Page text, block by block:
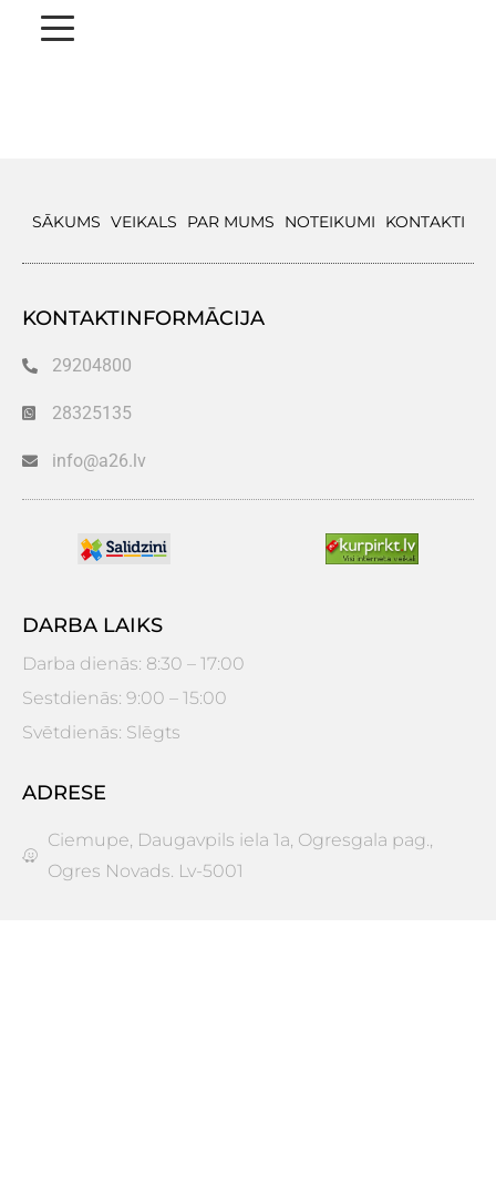
SĀKUMS VEIKALS PAR MUMS NOTEIKUMI KONTAKTI
KONTAKTINFORMĀCIJA
29204800
28325135
info@a26.lv
DARBA LAIKS
Darba dienās: 8:30 – 17:00
Sestdienās: 9:00 – 15:00
Svētdienās: Slēgts
ADRESE
Ciemupe, Daugavpils iela 1a, Ogresgala pag.,
Ogres Novads. Lv-5001